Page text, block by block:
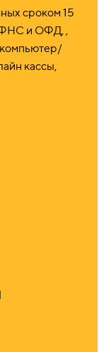
сроком 15
ФНС и ОФД, ,
кассы,